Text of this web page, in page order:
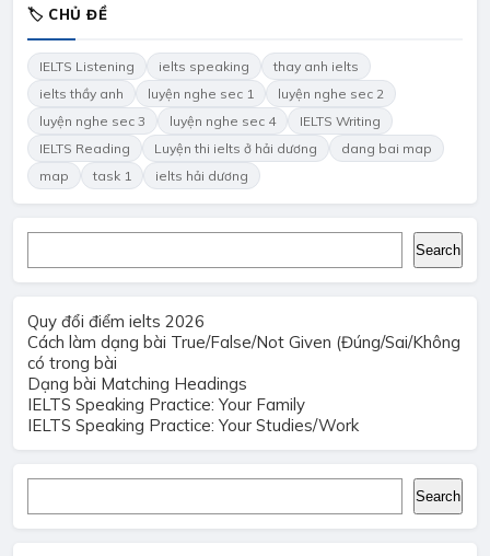
🏷 CHỦ ĐỀ
IELTS Listening ielts speaking
thay anh ielts
ielts thầy anh
luyện nghe sec 1
luyện nghe sec 2
luyện nghe sec 3
luyện nghe sec 4
IELTS Writing
IELTS Reading
Luyện thi ielts ở hải dương
dang bai map
map
task 1 ielts hải dương
Search
Quy đổi điểm ielts 2026
Cách làm dạng bài True/False/Not Given (Đúng/Sai/Không
có trong bài
Dạng bài Matching Headings
IELTS Speaking Practice: Your Family
IELTS Speaking Practice: Your Studies/Work
Search